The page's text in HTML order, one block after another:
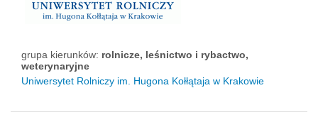
grupa kierunków: rolnicze, leśnictwo i rybactwo,
weterynaryjne
Uniwersytet Rolniczy im. Hugona Kołłątaja w Krakowie